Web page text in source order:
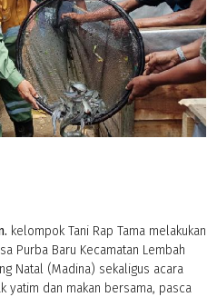
kelompok Tani Rap Tama melakukan
Purba Baru Kecamatan Lembah
Natal (Madina) sekaligus acara
yatim dan makan bersama, pasca